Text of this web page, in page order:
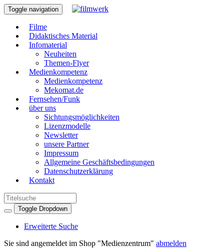
Toggle navigation
Filme
Didaktisches Material
Infomaterial
Neuheiten
Themen-Flyer
Medienkompetenz
Medienkompetenz
Mekomat.de
Fernsehen/Funk
über uns
Sichtungsmöglichkeiten
Lizenzmodelle
Newsletter
unsere Partner
Impressum
Allgemeine Geschäftsbedingungen
Datenschutzerklärung
Kontakt
Toggle Dropdown
Erweiterte Suche
Sie sind angemeldet im Shop "Medienzentrum" abmelden